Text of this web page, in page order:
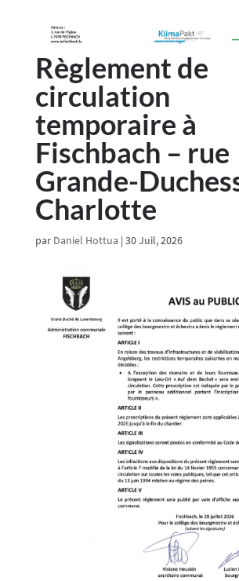
Règlement de
circulation
temporaire à
Fischbach – rue
Grande-
Charlotte
par Daniel Hottua | 30 Juil, 2026